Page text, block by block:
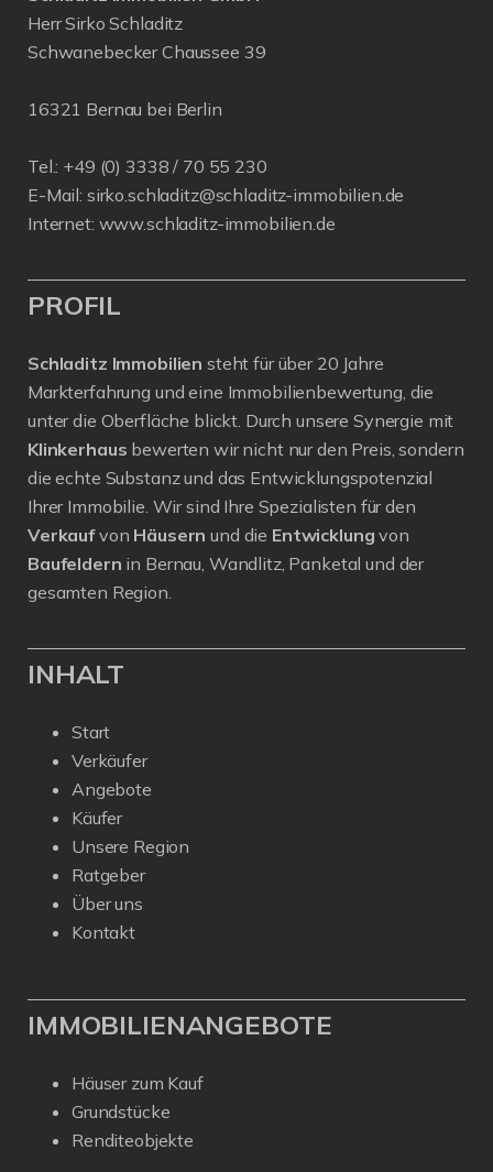
Herr Sirko Schladitz
Schwanebecker Chaussee 39
16321 Bernau bei Berlin
Tel.: +49 (0) 3338 / 70 55 230
E-Mail: sirko.schladitz@schladitz-immobilien.de
Internet: www.schladitz-immobilien.de
PROFIL
Schladitz Immobilien steht für über 20 Jahre
Markterfahrung und eine Immobilienbewertung, die
unter die Oberfläche blickt. Durch unsere Synergie mit
Klinkerhaus bewerten wir nicht nur den Preis, sondern
die echte Substanz und das Entwicklungspotenzial
Ihrer Immobilie. Wir sind Ihre Spezialisten für den
Verkaufvon Häusern und die Entwicklung von
Baufeldern in Bernau, Wandlitz, Panketal und der
gesamten Region.
INHALT
Start
Verkäufer
Angebote
Käufer
Unsere Region
Ratgeber
Über uns
Kontakt
IMMOBILIENANGEBOTE
Häuser zum Kauf
Grundstücke
Renditeobjekte